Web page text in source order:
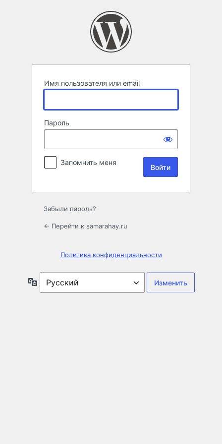
Имя пользователя или email
Пароль
Запомнить меня
Забыли пароль?
← Перейти к samarahay.ru
Политика конфиденциальности
Язык